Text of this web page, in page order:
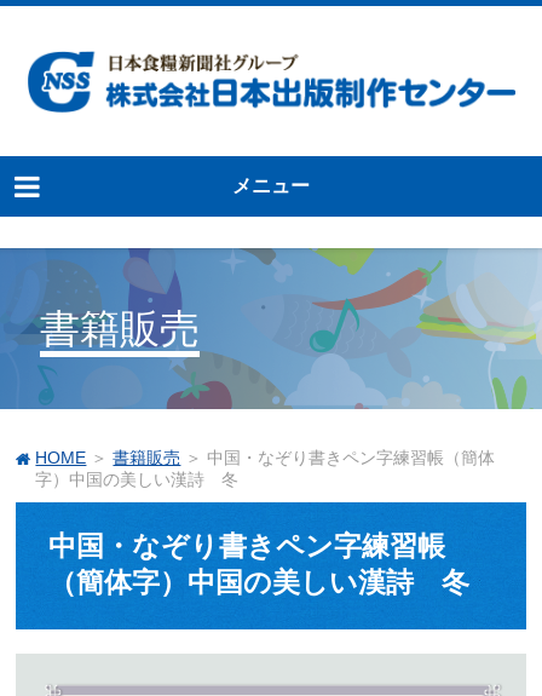
メニュー
書籍販売
HOME ＞書籍販売 ＞ 中国・なぞり書きペン字練習帳（簡体
字）中国の美しい漢詩 冬
中国・なぞり書きペン字練習帳
（簡体字）中国の美しい漢詩 冬